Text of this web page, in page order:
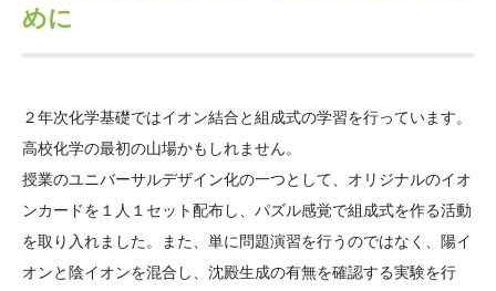
年報一覧 中谷財団レポート
研究助成
ム
科学教育振興助成・
次世代理系人材育成プ
ログラム助成
その他情報
アクセス よくあるご質問
サイトマップ 中谷財団アーカイブ
日本語 English マイページ
めに
２年次化学基礎ではイオン結合と組成式の学習を行っています。
高校化学の最初の山場かもしれません。
授業のユニバーサルデザイン化の一つとして、オリジナルのイオ
ンカードを１人１セット配布し、パズル感覚で組成式を作る活動
を取り入れました。また、単に問題演習を行うのではなく、陽イ
オンと陰イオンを混合し、沈殿生成の有無を確認する実験を行